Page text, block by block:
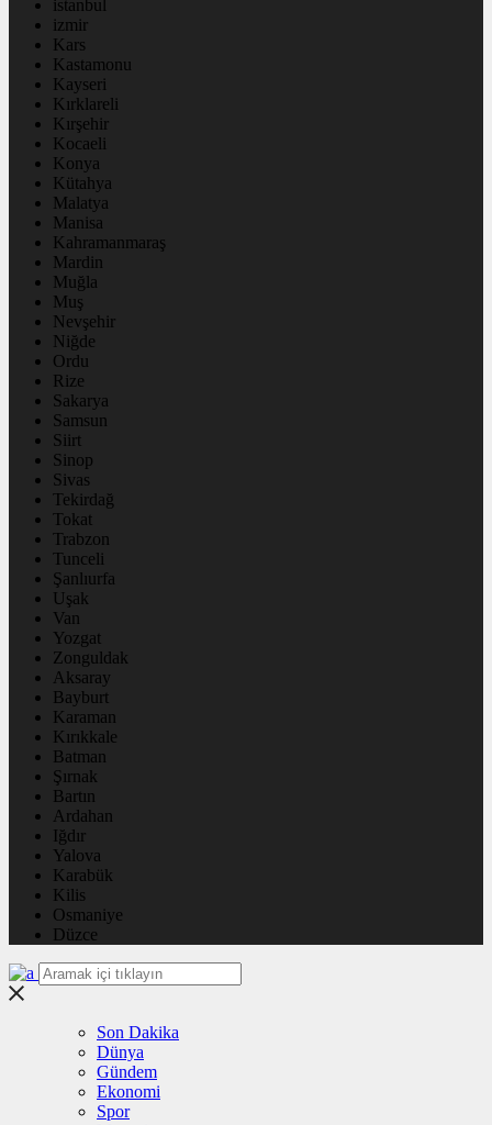
istanbul
izmir
Kars
Kastamonu
Kayseri
Kırklareli
Kırşehir
Kocaeli
Konya
Kütahya
Malatya
Manisa
Kahramanmaraş
Mardin
Muğla
Muş
Nevşehir
Niğde
Ordu
Rize
Sakarya
Samsun
Siirt
Sinop
Sivas
Tekirdağ
Tokat
Trabzon
Tunceli
Şanlıurfa
Uşak
Van
Yozgat
Zonguldak
Aksaray
Bayburt
Karaman
Kırıkkale
Batman
Şırnak
Bartın
Ardahan
Iğdır
Yalova
Karabük
Kilis
Osmaniye
Düzce
Son Dakika
Dünya
Gündem
Ekonomi
Spor